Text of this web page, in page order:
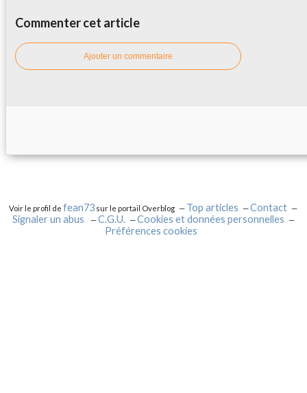
Commenter cet article
Ajouter un commentaire
Voir le profil defean73 sur le portail Overblog Top articles
Contact
Signaler un abus
C.G.U.
Cookies et données personnelles
Préférences cookies